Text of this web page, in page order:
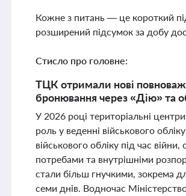
Кожне з питань — це короткий
розширений підсумок за добу
Стисло про головне:
ТЦК отримали нові
бронювання через «Дію» та
У 2026 році територіальні
роль у веденні військового
військового обліку під час
потребами та внутрішніми
стали більш гнучкими, зокрема
семи днів. Водночас